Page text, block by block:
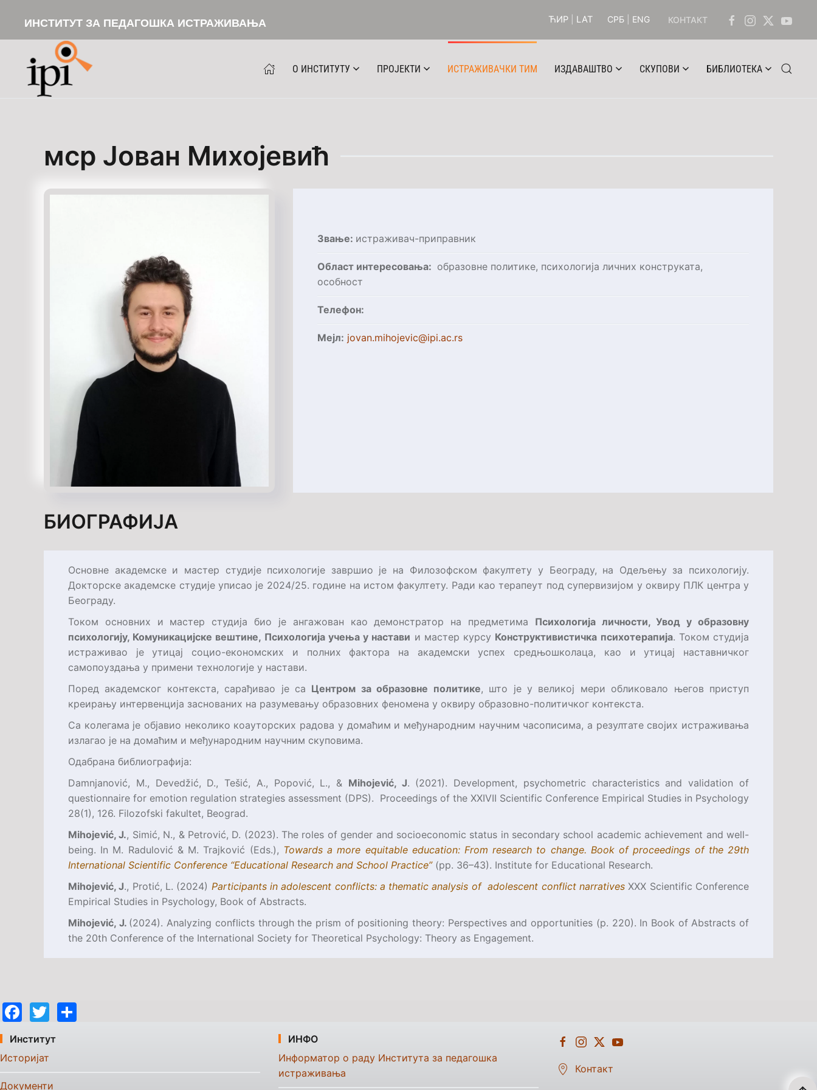
ИНСТИТУТ ЗА ПЕДАГОШКА ИСТРАЖИВАЊА ЋИР LAT СРБ ENG КОНТАКТ
О ИНСТИТУТУ ПРОЈЕКТИ ИСТРАЖИВАЧКИ ТИМ ИЗДАВАШТВО СКУПОВИ БИБЛИОТЕКА
мср Јован Михојевић
Звање: истраживач-приправник
Oбласт интересовања: образовне политике, психологија личних конструката,
особност
Телефон:
Мejл: jovan.mihojevic@ipi.ac.rs
БИОГРАФИЈА
Основне академске и мастер студије психологије завршио је на Филозофском факултету у Београду, на Одељењу за психологију.
Докторске академске студије уписао је 2024/25. године на истом факултету. Ради као терапеут под супервизијом у оквиру ПЛК центра у
Београду.
Током основних и мастер студија био је ангажован као демонстратор на предметима Психологија личности, Увод у образовну
психологију, Комуникацијске вештине, Психологија учења у настави и мастер курсу Конструктивистичка психотерапија. Током студија
истраживао је утицај социо-економских и полних фактора на академски успех средњошколаца, као и утицај наставничког
самопоуздања у примени технологије у настави.
Поред академског контекста, сарађивао је са Центром за образовне политике, што је у великој мери обликовало његов приступ
креирању интервенција заснованих на разумевању образовних феномена у оквиру образовно-политичког контекста.
Са колегама је објавио неколико коауторских радова у домаћим и међународним научним часописима, а резултате својих истраживања
излагао је на домаћим и међународним научним скуповима.
Одабрана библиографија:
Damnjanović, M., Devedžić, D., Tešić, A., Popović, L., & Mihojević, J. (2021). Development, psychometric characteristics and validation of
questionnaire for emotion regulation strategies assessment (DPS). Proceedings of the XXIVII Scientific Conference Empirical Studies in Psychology
28(1), 126. Filozofski fakultet, Beograd.
Mihojević, J., Simić, N., & Petrović, D. (2023). The roles of gender and socioeconomic status in secondary school academic achievement and well-
being. In M. Radulović & M. Trajković (Eds.), Towards a more equitable education: From research to change. Book of proceedings of the 29th
International Scientific Conference “Educational Research and School Practice”(pp. 36–43). Institute for Educational Research.
Mihojević, J., Protić, L. (2024) Participants in adolescent conflicts: a thematic analysis of adolescent conflict narrativesXXX Scientific Conference
Empirical Studies in Psychology, Book of Abstracts.
Mihojević, J. (2024). Analyzing conflicts through the prism of positioning theory: Perspectives and opportunities (p. 220). In Book of Abstracts of
the 20th Conference of the International Society for Theoretical Psychology: Theory as Engagement.
Facebook
Twitter
Институт
Историјат
Документи
ИНФО
Информатор о раду Института за педагошка
истраживања
Контакт